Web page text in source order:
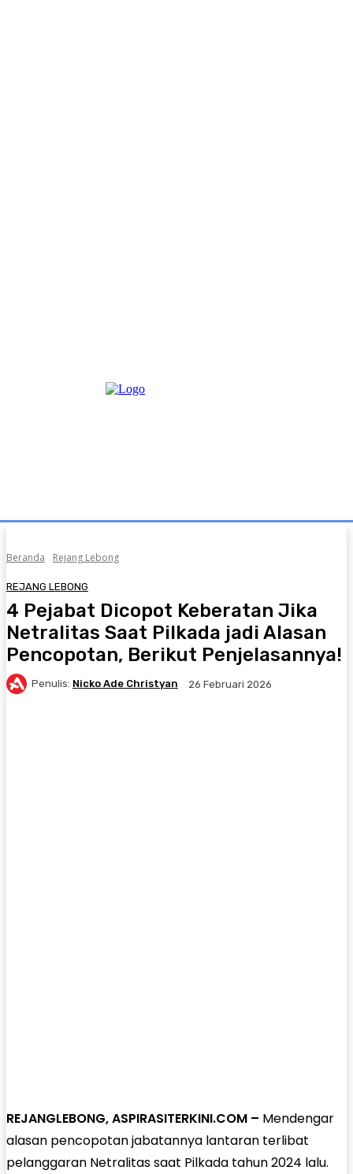
Beranda Rejang Lebong
REJANG LEBONG
4 Pejabat Dicopot Keberatan Jika
Netralitas Saat Pilkada jadi Alasan
Pencopotan, Berikut Penjelasannya!
Penulis: Nicko Ade Christyan 26 Februari 2026
REJANGLEBONG, ASPIRASITERKINI.COM – Mendengar
alasan pencopotan jabatannya lantaran terlibat
pelanggaran Netralitas saat Pilkada tahun 2024 lalu.